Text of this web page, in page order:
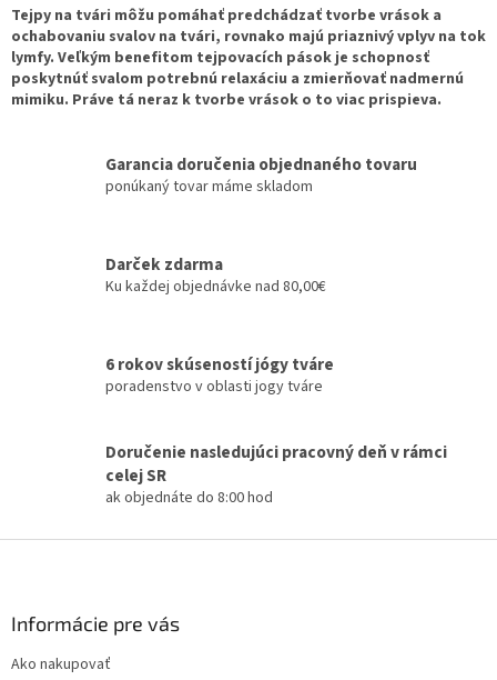
l
á
d
a
c
p
r
ý
s
u
Tejpy na tvári môžu pomáhať predchádzať tvorbe vrások a
ochabovaniu svalov na tvári, rovnako majú priaznivý vplyv na tok
lymfy. Veľkým benefitom tejpovacích pások je schopnosť
poskytnúť svalom potrebnú relaxáciu a zmierňovať nadmernú
mimiku. Práve tá neraz k tvorbe vrások o to viac prispieva.
Garancia doručenia objednaného tovaru
ponúkaný tovar máme skladom
Darček zdarma
Ku každej objednávke nad 80,00€
6 rokov skúseností jógy tváre
poradenstvo v oblasti jogy tváre
Doručenie nasledujúci pracovný deň v rámci
celej SR
ak objednáte do 8:00 hod
Informácie pre vás
Ako nakupovať